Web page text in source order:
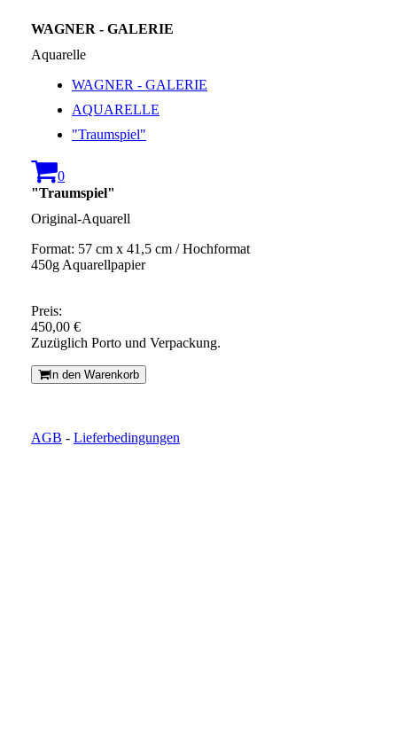
WAGNER - GALERIE
Aquarelle
WAGNER - GALERIE
AQUARELLE
"Traumspiel"
0
"Traumspiel"
Original-Aquarell
Format: 57 cm x 41,5 cm / Hochformat
450g Aquarellpapier
Preis:
450,00 €
Zuzüglich Porto und Verpackung.
In den Warenkorb
AGB - Lieferbedingungen